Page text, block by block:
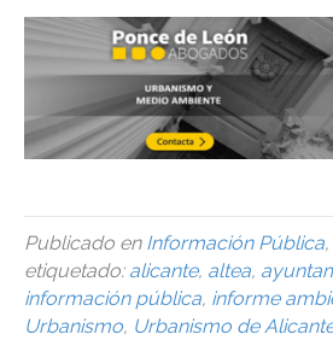
Publicado en Información Pública,
etiquetado: alicante, altea,
información pública, informe
Urbanismo, Urbanismo de